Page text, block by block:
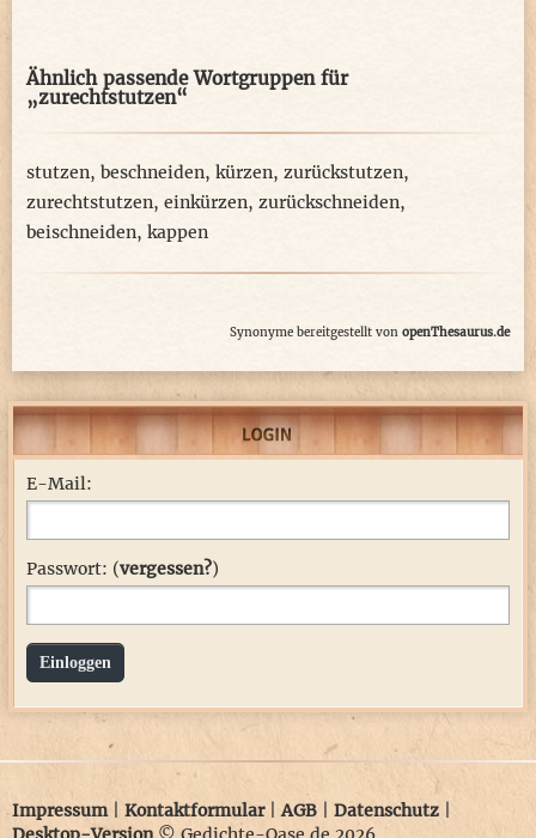
Ähnlich passende Wortgruppen für
„zurechtstutzen“
stutzen, beschneiden, kürzen, zurückstutzen,
zurechtstutzen, einkürzen, zurückschneiden,
beischneiden, kappen
Synonyme bereitgestellt von openThesaurus.de
E-Mail:
Passwort: (vergessen?)
Einloggen
Impressum| Kontaktformular|AGB Datenschutz